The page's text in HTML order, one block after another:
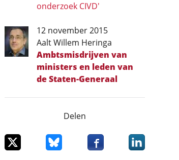
onderzoek CIVD'
12 november 2015
Aalt Willem Heringa
Ambtsmisdrijven van
ministers en leden van
de Staten-Generaal
Delen
Deel dit item op XDeel dit item op Bluesky
Deel dit item op
Deel dit